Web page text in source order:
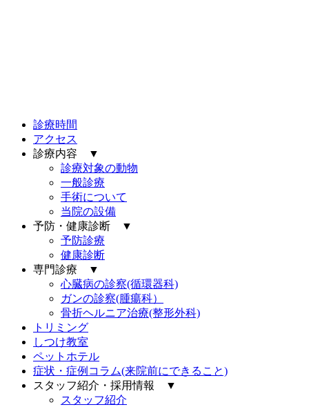
診療時間
アクセス
診療内容 ▼
診療対象の動物
一般診療
手術について
当院の設備
予防・健康診断 ▼
予防診療
健康診断
専門診療 ▼
心臓病の診察(循環器科)
ガンの診察(腫瘍科）
骨折ヘルニア治療(整形外科)
トリミング
しつけ教室
ペットホテル
症状・症例コラム(来院前にできること)
スタッフ紹介・採用情報 ▼
スタッフ紹介